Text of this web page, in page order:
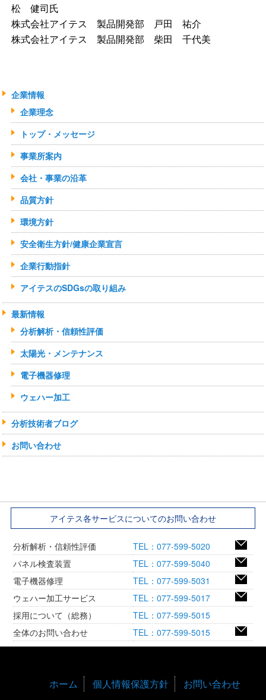
松 健司氏
株式会社アイテス 製品開発部 戸田 祐介
株式会社アイテス 製品開発部 柴田 千代美
企業情報
企業理念
トップ・メッセージ
事業所案内
会社・事業の沿革
品質方針
環境方針
安全衛生方針/健康企業宣言
企業行動指針
アイテスのSDGsの取り組み
最新情報
分析解析・信頼性評価
太陽光・メンテナンス
電子機器修理
ウェハー加工
分析技術者ブログ
お問い合わせ
アイテス各サービスについてのお問い合わせ
分析解析・信頼性評価
TEL：077-599-5020
パネル検査装置
TEL：077-599-5040
電子機器修理
TEL：077-599-5031
ウェハー加工サービス
TEL：077-599-5017
採用について（総務）
TEL：077-599-5015
全体のお問い合わせ
TEL：077-599-5015
ホーム 個人情報保護方針 お問い合わせ